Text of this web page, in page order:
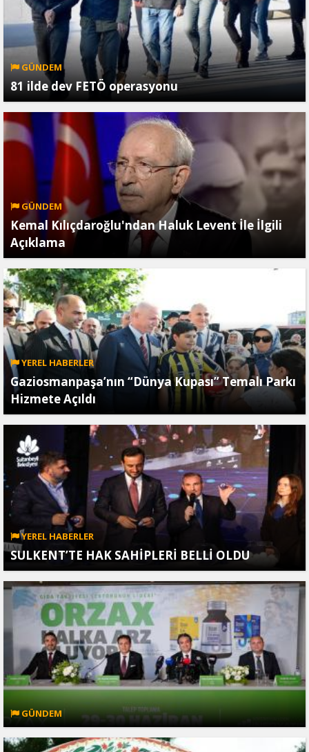
GÜNDEM
81 ilde dev FETÖ operasyonu
GÜNDEM
Kemal Kılıçdaroğlu'ndan Haluk Levent İle İlgili
Açıklama
YEREL HABERLER
Gaziosmanpaşa’nın “Dünya Kupası” Temalı Parkı
Hizmete Açıldı
YEREL HABERLER
SULKENT’TE HAK SAHİPLERİ BELLİ OLDU
GÜNDEM